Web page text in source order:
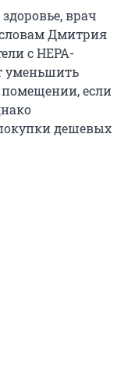
врач
Дмитрия
с HEPA-
уменьшить
если
дешевых